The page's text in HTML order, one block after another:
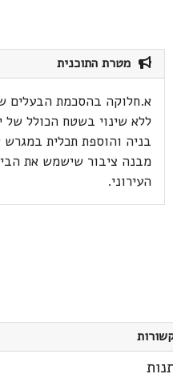
מטרת התוכנית
א.חלוקה בהסכמת הבעלים
ללא שינוי בשטח הכולל של
בניה והוספת תכלית במגרש
מבנה ציבור שישמש את
העירוני.